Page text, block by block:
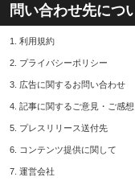
問い合わせ先につ
1. 利用規約
2. プライバシーポリシー
3. 広告に関するお問い合わせ
4. 記事に関するご意見・ご感想
5. プレスリリース送付先
6. コンテンツ提供に関して
7. 運営会社